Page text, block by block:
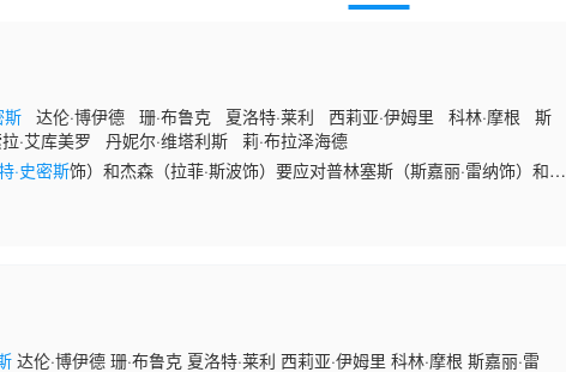
斯 达伦·博伊德 珊·布鲁克 夏洛特·莱利 西莉亚·伊姆里 科林·摩根 斯
·艾库美罗 丹妮尔·维塔利斯 莉·布拉泽海德
·史密斯饰）和杰森（拉菲·斯波饰）要应对普林塞斯（斯嘉丽·雷纳饰）和泰
夏洛特·莱利饰）突然出现在他们家门口所带来的后果，以及她给他们平静
达伦·博伊德 珊·布鲁克 夏洛特·莱利 西莉亚·伊姆里 科林·摩根 斯嘉丽·雷